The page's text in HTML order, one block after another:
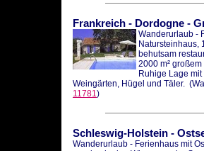
Frankreich - Dordogne -
Wanderurlaub -
Natursteinhaus,
behutsam
2000 m²
Ruhige Lage
Weingärten, Hügel und Täler.
11781)
Schleswig-Holstein -
Wanderurlaub - Ferienhaus mit